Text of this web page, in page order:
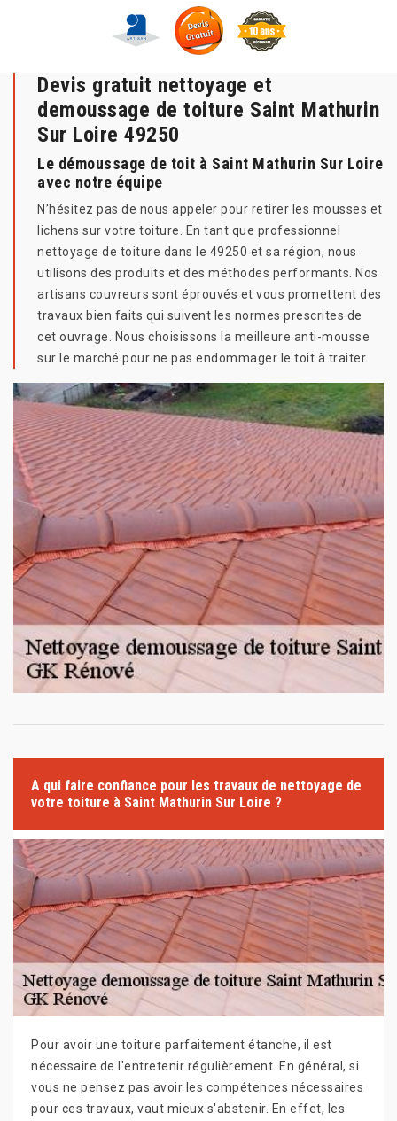
Devis gratuit nettoyage et
demoussage de toiture Saint Mathurin
Sur Loire 49250
Le démoussage de toit à Saint Mathurin Sur Loire
avec notre équipe
N’hésitez pas de nous appeler pour retirer les mousses et
lichens sur votre toiture. En tant que professionnel
nettoyage de toiture dans le 49250 et sa région, nous
utilisons des produits et des méthodes performants. Nos
artisans couvreurs sont éprouvés et vous promettent des
travaux bien faits qui suivent les normes prescrites de
cet ouvrage. Nous choisissons la meilleure anti-mousse
sur le marché pour ne pas endommager le toit à traiter.
A qui faire confiance pour les travaux de nettoyage de
votre toiture à Saint Mathurin Sur Loire ?
Pour avoir une toiture parfaitement étanche, il est
nécessaire de l'entretenir régulièrement. En général, si
vous ne pensez pas avoir les compétences nécessaires
pour ces travaux, vaut mieux s'abstenir. En effet, les